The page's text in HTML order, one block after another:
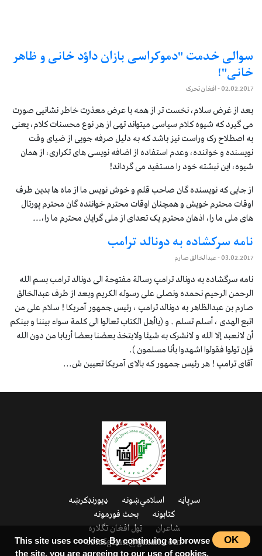
سوالی خدمت "دموکراسی بازان داؤد خانی و ظاهر
خانی"!
02.02.2017- افغان تحرک
بعد از غرض سلام، نخست تر از همه با عرض معذرت خاطر نشانیی صورت
می گیرد که شیوه کلام سیاسی میتواند تهی از هر نوع محسنات کلام، یعنی
به اصطلاح رک وراست نیز باشد که به دلیل صرفه جویی از ضیای وقت
نویسنده و خواننده، وعدم استفاده از اضافه نویسی های تکراری، از همان
شیوه، این نبشته خود را مستفید می گرداند!
از جایی که نویسنده گان صاحب قلم و خوش نویس ما از ماه ها بدین طرف
اوقات محترم خویش و همچنان اوقات محترم خواننده گان محترم پورتال
های ملی ما را، اذهان محترم یک تعدای از ملی گرایان محترم ما را،...
نامه سركشاده به دونالد ترامب
03.02.2017- عبدالخالق صارم
نامه سرگشاده به دونالد ترامپ رسالة مفتوحة الی دونالد ترامب بسم الله
الرحمن الرحیم نحمده ونصلی علی رسوله الکریم وبعد از طرف عبدالخالق
صارم بن عبدالظاهر به دونالد ترامپ ، رئیس جمهور آمریکا ! سلام علی من
اتبع الهدی ، أسلم تسلم . و (یاأهل الکتاب تعالوا الی کلمة سواء بیننا و بینکم
أن لانعبد إلا الله و لانشرک به شیئا ولایتخذ بعضنا بعضا أربابا من دون الله
فإن تولوا فقولوا اشهدوا بأنا مسلمون ).
آقای ترامپ ! هر رئیس جمهور که بالای آمریکا تعیین ش...
سرپاڼه اسلامي‌ښونه
ډیورنډ‌کرښه
کتابونه
بحث فورمونه
شاعران
ټول افغان تګلاره
tolafghan@gmail.com
OK
This site uses cookies. By continuing to browse
the site, you are agreeing to our use of cookies.